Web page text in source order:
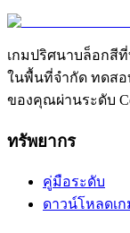
เกมปริศนาบล็อกสี
ในพื้นที่จำกัด ทดสอ
ของคุณผ่านระดับ
ทรัพยากร
คู่มือระดับ
ดาวน์โหลดเก